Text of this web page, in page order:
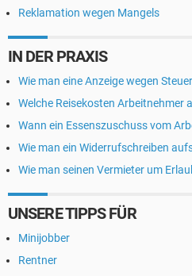
Reklamation wegen Mangels
IN DER PRAXIS
Wie man eine Anzeige wegen
Welche Reisekosten Arbeitnehmer
Wann ein Essenszuschuss vom
Wie man ein Widerrufschreiben
Wie man seinen Vermieter um
UNSERE TIPPS FÜR
Minijobber
Rentner